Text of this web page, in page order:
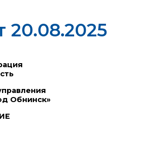
20.08.2025
Обнинск»